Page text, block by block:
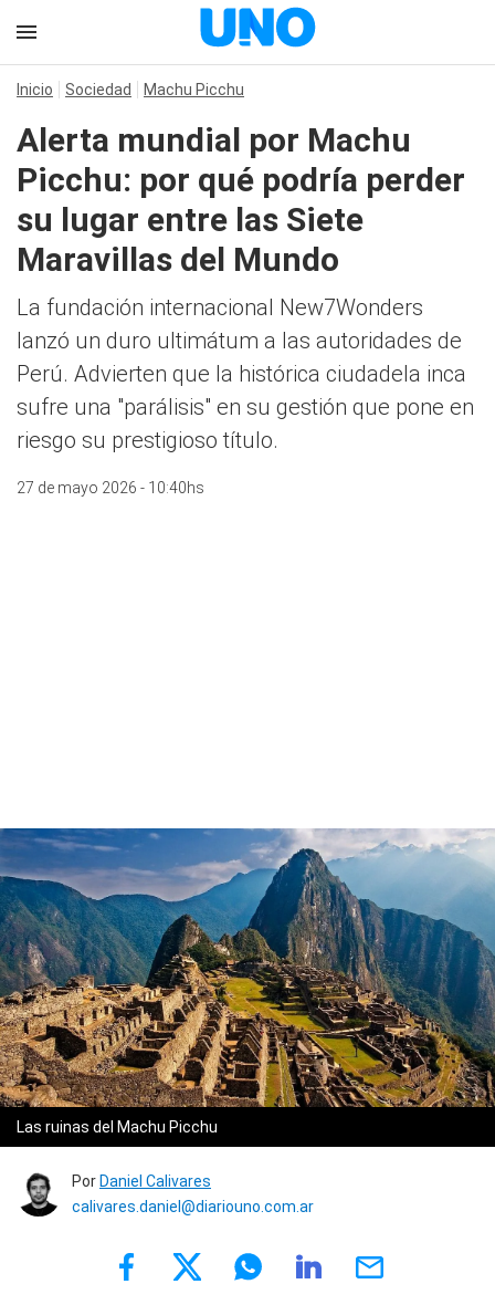
Inicio Sociedad Machu Picchu
Alerta mundial por Machu
Picchu: por qué podría perder
su lugar entre las Siete
Maravillas del Mundo
La fundación internacional New7Wonders
lanzó un duro ultimátum a las autoridades de
Perú. Advierten que la histórica ciudadela inca
sufre una "parálisis" en su gestión que pone en
riesgo su prestigioso título.
27 de mayo 2026 - 10:40hs
Las ruinas del Machu Picchu
Por Daniel Calivares
calivares.daniel@diariouno.com.ar